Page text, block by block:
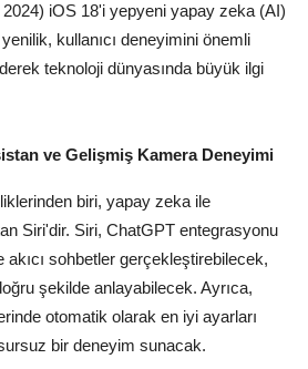
iOS 18'i yepyeni yapay zeka (AI)
kullanıcı deneyimini önemli
teknoloji dünyasında büyük ilgi
ve Gelişmiş Kamera Deneyimi
biri, yapay zeka ile
Siri'dir. Siri, ChatGPT entegrasyonu
sohbetler gerçekleştirebilecek,
şekilde anlayabilecek. Ayrıca,
otomatik olarak en iyi ayarları
bir deneyim sunacak.